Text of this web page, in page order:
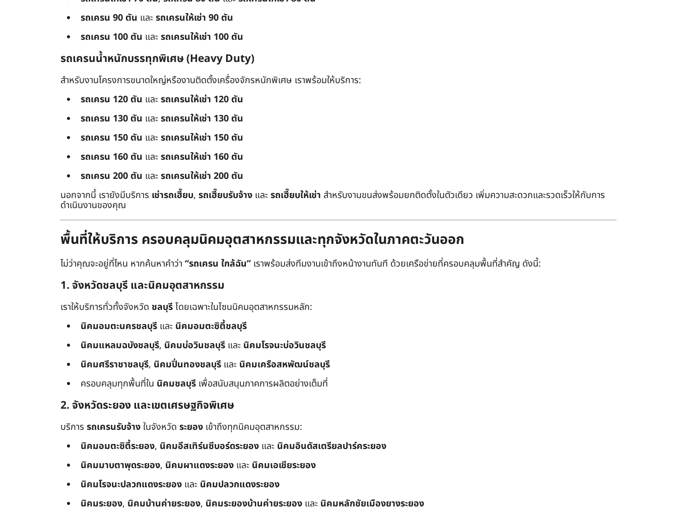
รถเครน 90 ตัน และรถเครนให้เช่า 90 ตัน
รถเครน 100 ตัน และรถเครนให้เช่า 100 ตัน
รถเครนน้ำหนักบรรทุกพิเศษ (Heavy Duty)
สำหรับงานโครงการขนาดใหญ่หรืองานติดตั้งเครื่องจักรหนักพิเศษ เราพร้อมให้บริการ:
รถเครน 120 ตัน และรถเครนให้เช่า 120 ตัน
รถเครน 130 ตัน และรถเครนให้เช่า 130 ตัน
รถเครน 150 ตัน และรถเครนให้เช่า 150 ตัน
รถเครน 160 ตัน และรถเครนให้เช่า 160 ตัน
รถเครน 200 ตัน และรถเครนให้เช่า 200 ตัน
นอกจากนี้ เรายังมีบริการ เช่ารถเฮี๊ยบ, รถเฮี๊ยบรับจ้าง และรถเฮี๊ยบให้เช่า สำหรับงานขนส่งพร้อมยกติดตั้งในตัวเดียว เพิ่มความสะดวกและรวดเร็วให้กับการ
ดำเนินงานของคุณ
พื้นที่ให้บริการ ครอบคลุมนิคมอุตสาหกรรมและทุกจังหวัดในภาคตะวันออก
ไม่ว่าคุณจะอยู่ที่ไหน หากค้นหาคำว่า “รถเครน ใกล้ฉัน” เราพร้อมส่งทีมงานเข้าถึงหน้างานทันที ด้วยเครือข่ายที่ครอบคลุมพื้นที่สำคัญ ดังนี้:
1. จังหวัดชลบุรี และนิคมอุตสาหกรรม
เราให้บริการทั่วทั้งจังหวัด ชลบุรีโดยเฉพาะในโซนนิคมอุตสาหกรรมหลัก:
นิคมอมตะนครชลบุรี และ นิคมอมตะซิตี้ชลบุรี
นิคมแหลมฉบังชลบุรี, นิคมบ่อวินชลบุรี และ นิคมโรจนะบ่อวินชลบุรี
นิคมศรีราชาชลบุรี, นิคมปิ่นทองชลบุรี และ นิคมเครือสหพัฒน์ชลบุรี
ครอบคลุมทุกพื้นที่ใน นิคมชลบุรี เพื่อสนับสนุนภาคการผลิตอย่างเต็มที่
2. จังหวัดระยอง และเขตเศรษฐกิจพิเศษ
บริการ รถเครนรับจ้างในจังหวัด ระยอง เข้าถึงทุกนิคมอุตสาหกรรม:
นิคมอมตะซิตี้ระยอง, นิคมอีสเทิร์นซีบอร์ดระยอง และ นิคมอินดัสเตรียลปาร์คระยอง
นิคมมาบตาพุดระยอง, นิคมผาแดงระยอง และ นิคมเอเชียระยอง
นิคมโรจนะปลวกแดงระยอง และ นิคมปลวกแดงระยอง
นิคมระยอง, นิคมบ้านค่ายระยอง, นิคมระยองบ้านค่ายระยอง และ นิคมหลักชัยเมืองยางระยอง